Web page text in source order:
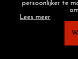
persoonlijker te
Lees meer